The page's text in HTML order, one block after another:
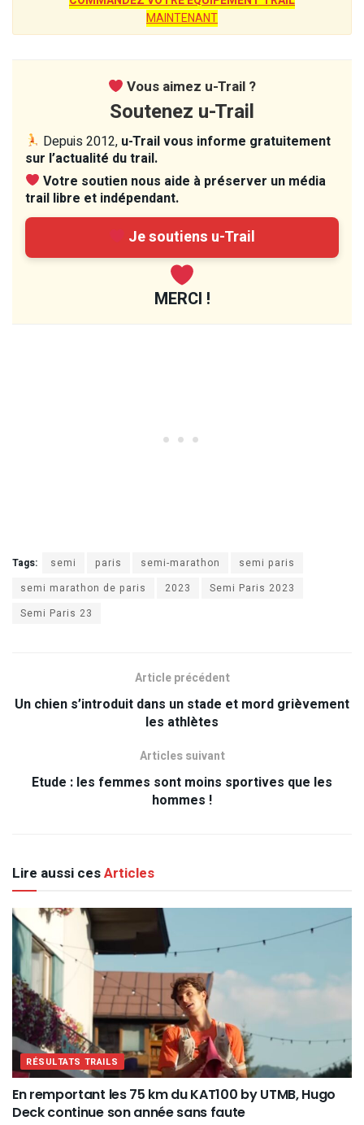
MAINTENANT
Vous aimez u-Trail ?
Soutenez u-Trail
Depuis 2012, u-Trail vous informe gratuitement
sur l’actualité du trail.
Votre soutien nous aide à préserver un média
trail libre et indépendant.
Je soutiens u-Trail
MERCI !
Tags: semi paris semi-marathon
semi paris
semi marathon de paris
2023
Semi Paris 2023
Semi Paris 23
Article précédent
Un chien s’introduit dans un stade et mord grièvement
les athlètes
Articles suivant
Etude : les femmes sont moins sportives que les
hommes !
Lire aussi cesArticles
RÉSULTATS TRAILS
En remportant les 75 km du KAT100 by UTMB, Hugo
Deck continue son année sans faute